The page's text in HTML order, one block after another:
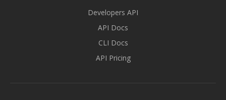
Developers API
API Docs
CLI Docs
API Pricing